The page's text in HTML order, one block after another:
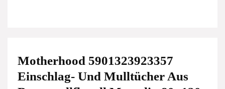
Motherhood 5901323923357
Einschlag- Und Mulltücher Aus